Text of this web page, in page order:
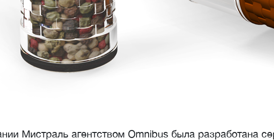
Мистраль агентством Omnibus была разработана